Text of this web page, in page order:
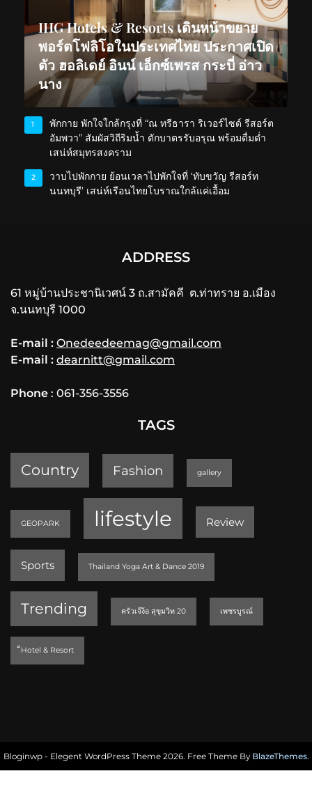
IHG Hotels & Resorts เดินหน้าขยาย
พอร์ตโฟลิโอในประเทศไทย ประกาศเปิด
ตัว ฮอลิเดย์ อินน์ เอ็กซ์เพรส กระบี่ อ่าว
นาง
1
พักกาย พักใจใกล้กรุงที่ “ณ ทรีธารา ริเวอร์ไซด์ รีสอร์ต
อัมพวา” สัมผัสวิถีริมน้ำ ตักบาตรรับอรุณ พร้อมดื่มด่ำ
เสน่ห์สมุทรสงคราม
2
วาบไปพักกาย ย้อนเวลาไปพักใจที่ ‘ทับขวัญ รีสอร์ท
นนทบุรี’ เสน่ห์เรือนไทยโบราณใกล้แค่เอื้อม
ADDRESS
61 หมู่บ้านประชานิเวศน์ 3 ถ.สามัคคี ต.ท่าทราย อ.เมือง
จ.นนทบุรี 1000
E-mail : Onedeedeemag@gmail.com
E-mail : dearnitt@gmail.com
Phone : 061-356-3556
TAGS
Country Fashion gallery
GEOPARK lifestyle Review
Sports Thailand Yoga Art & Dance 2019
Trending ครัวเจ๊ง้อ สุขุมวิท 20 เพชรบูรณ์
็Hotel & Resort
Bloginwp - Elegent WordPress Theme 2026. Free Theme By BlazeThemes.